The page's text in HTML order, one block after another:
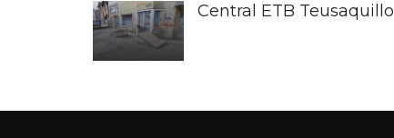
Central ETB Teusaquillo